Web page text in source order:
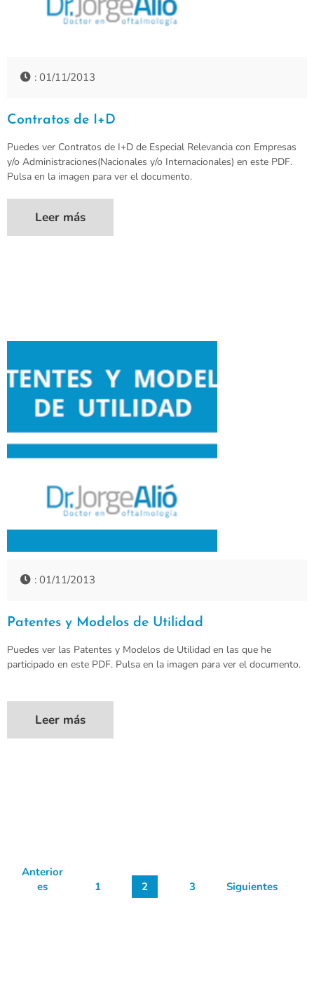
: 01/11/2013
Contratos de I+D
Puedes ver Contratos de I+D de Especial Relevancia con Empresas
y/o Administraciones(Nacionales y/o Internacionales) en este PDF.
Pulsa en la imagen para ver el documento.
Leer más
: 01/11/2013
Patentes y Modelos de Utilidad
Puedes ver las Patentes y Modelos de Utilidad en las que he
participado en este PDF. Pulsa en la imagen para ver el documento.
Leer más
Anterior
es
1 2 3 Siguientes